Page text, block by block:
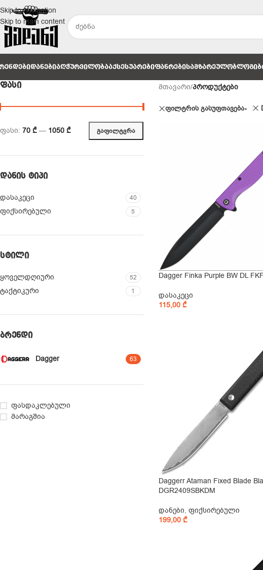
Skip to navigation
Skip to main content
ᲓᲐᲜᲔᲑᲘᲐᲦᲭᲣᲠᲕᲘᲚᲝᲑᲐᲐᲥᲡᲔᲡᲣᲐᲠᲔᲑᲘᲤᲐᲜᲠᲔᲑᲘᲡᲐᲛᲖᲐᲠᲔᲣᲚᲝᲑᲚᲝᲒᲘ
ᲤᲐᲡᲘ
ᲒᲐᲤᲘᲚᲢᲕᲠᲐ
ფასი: 70 ₾ — 1050 ₾
ᲓᲐᲜᲘᲡ ᲢᲘᲞᲘ
დასაკეცი 40
ფიქსირებული 5
ᲡᲢᲘᲚᲘ
ყოველდღიური 52
ტაქტიკური 1
ᲑᲠᲔᲜᲓᲘ
Dagger 63
ფასდაკლებული
მარაგშია
მთავარი/პროდუქტები
ფილტრის გასუფთავება
Dagger Finka Purple BW DL
დასაკეცი
115,00 ₾
Daggerr Ataman Fixed Blade
DGR2409SBKDM
დანები, ფიქსირებული
199,00 ₾